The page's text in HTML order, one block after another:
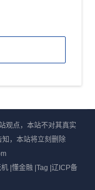
观点，本站不对其真实
，本站将立刻删除
|懂金融 |Tag |辽ICP备